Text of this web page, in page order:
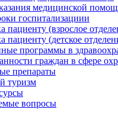
медицинской
госпитализациии
пациенту (взрослое
пациенту (детское
программы в
граждан в сфере
препараты
туризм
вопросы